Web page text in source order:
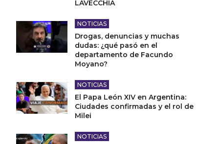
LAVECCHIA
NOTICIAS
Drogas, denuncias y muchas
dudas: ¿qué pasó en el
departamento de Facundo
Moyano?
NOTICIAS
El Papa León XIV en Argentina:
Ciudades confirmadas y el rol de
Milei
NOTICIAS